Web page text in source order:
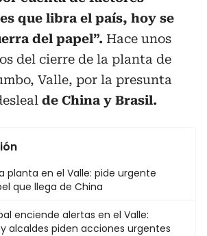
que libra el país, hoy se
del papel”. Hace unos
del cierre de la planta de
Valle, por la presunta
de China y Brasil.
planta en el Valle: pide urgente
que llega de China
enciende alertas en el Valle:
alcaldes piden acciones urgentes